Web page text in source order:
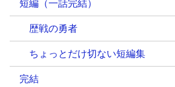
短編（一話完結）
歴戦の勇者
ちょっとだけ切ない短編集
完結